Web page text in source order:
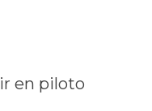
en piloto